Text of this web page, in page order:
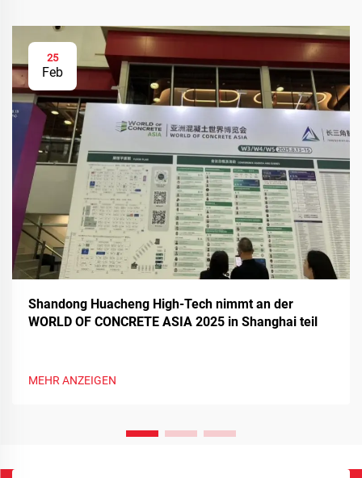
25
Feb
Shandong Huacheng High-Tech nimmt an der
WORLD OF CONCRETE ASIA 2025 in Shanghai teil
MEHR ANZEIGEN